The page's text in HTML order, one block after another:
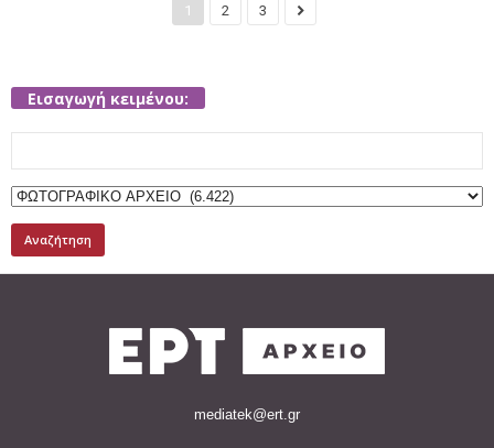
1 2 3
Εισαγωγή κειμένου:
for:
mediatek@ert.gr